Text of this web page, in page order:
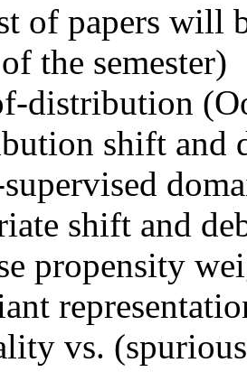
of papers will
the semester)
distribution
shift and
shift and
propensity
vs.